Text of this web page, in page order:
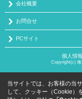
会社概要
お問合せ
PCサイト
個人情報
Copyright(c)
当サイトでは、お客様の当
して、クッキー（Cookie）